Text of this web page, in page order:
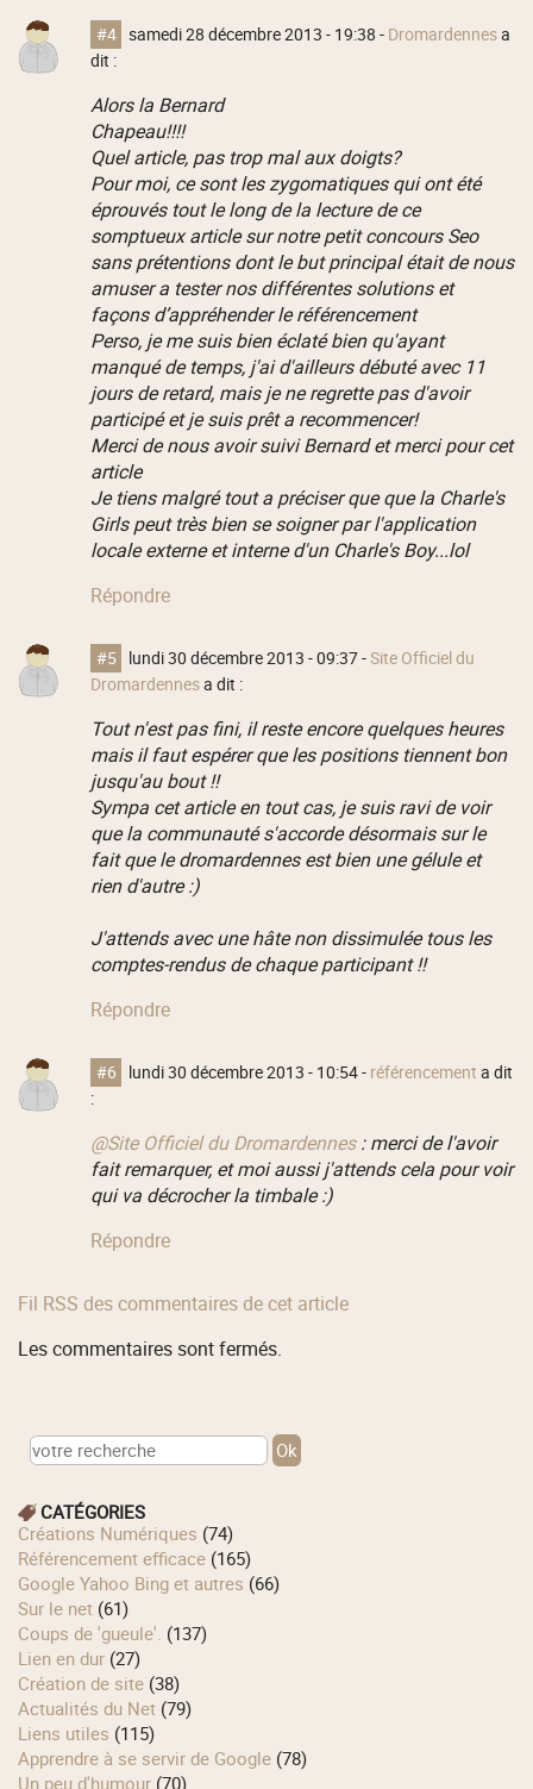
#4 samedi 28 décembre 2013 - 19:38 - Dromardennesa
dit :
Alors la Bernard
Chapeau!!!!
Quel article, pas trop mal aux doigts?
Pour moi, ce sont les zygomatiques qui ont été
éprouvés tout le long de la lecture de ce
somptueux article sur notre petit concours Seo
sans prétentions dont le but principal était de nous
amuser a tester nos différentes solutions et
façons d’appréhender le référencement
Perso, je me suis bien éclaté bien qu'ayant
manqué de temps, j'ai d'ailleurs débuté avec 11
jours de retard, mais je ne regrette pas d'avoir
participé et je suis prêt a recommencer!
Merci de nous avoir suivi Bernard et merci pour cet
article
Je tiens malgré tout a préciser que que la Charle's
Girls peut très bien se soigner par l'application
locale externe et interne d'un Charle's Boy...lol
Répondre
#5 lundi 30 décembre 2013 - 09:37-Site Officiel du
Dromardennesa dit :
Tout n'est pas fini, il reste encore quelques heures
mais il faut espérer que les positions tiennent bon
jusqu'au bout !!
Sympa cet article en tout cas, je suis ravi de voir
que la communauté s'accorde désormais sur le
fait que le dromardennes est bien une gélule et
rien d'autre :)
J'attends avec une hâte non dissimulée tous les
comptes-rendus de chaque participant !!
Répondre
#6 lundi 30 décembre 2013 - 10:54- référencement a dit
:
@Site Officiel du Dromardennes: merci de l'avoir
fait remarquer, et moi aussi j'attends cela pour voir
qui va décrocher la timbale :)
Répondre
Fil RSS des commentaires de cet article
Les commentaires sont fermés.
CATÉGORIES
Créations Numériques (74)
Référencement efficace (165)
Google Yahoo Bing et autres (66)
Sur le net (61)
Coups de 'gueule'. (137)
Lien en dur (27)
Création de site (38)
Actualités du Net (79)
Liens utiles (115)
Apprendre à se servir de Google (78)
Un peu d'humour (70)